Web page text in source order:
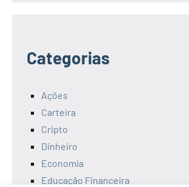
Categorias
Ações
Carteira
Cripto
Dinheiro
Economia
Educação Financeira